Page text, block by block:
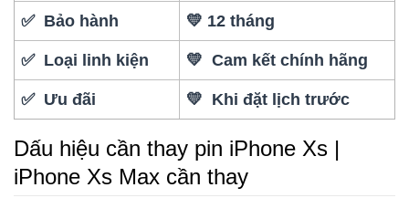
✅ Bảo hành 💛 12 tháng
✅ Loại linh kiện 💛 Cam kết chính hãng
✅ Ưu đãi 💛 Khi đặt lịch trước
Dấu hiệu cần thay pin iPhone Xs |
iPhone Xs Max cần thay